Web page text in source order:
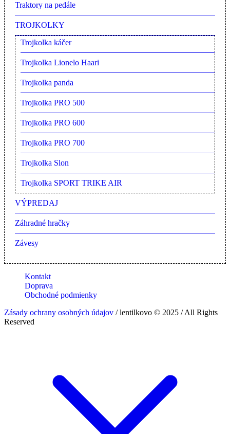
Traktory na pedále
TROJKOLKY
Trojkolka káčer
Trojkolka Lionelo Haari
Trojkolka panda
Trojkolka PRO 500
Trojkolka PRO 600
Trojkolka PRO 700
Trojkolka Slon
Trojkolka SPORT TRIKE AIR
VÝPREDAJ
Záhradné hračky
Závesy
Kontakt
Doprava
Obchodné podmienky
Zásady ochrany osobných údajov / lentilkovo © 2025 / All Rights
Reserved